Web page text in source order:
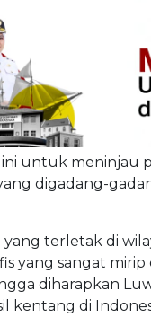
untuk meninjau
digadang-
yang terletak di
yang sangat
diharapkan
kentang di